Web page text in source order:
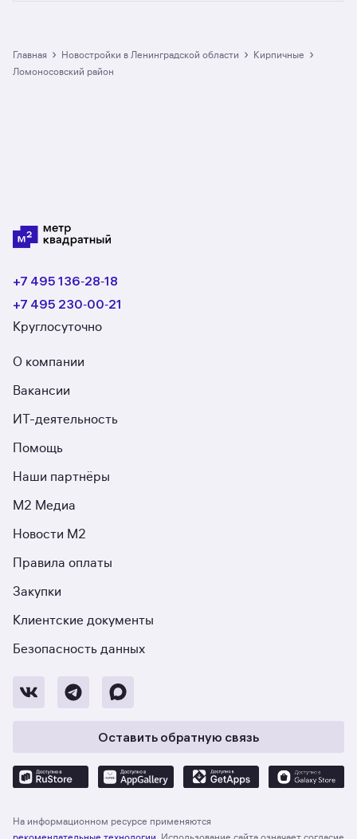
в разделе размещено 2 ЖК. Гарантия сделки:
вернём полную стоимость недвижимости, если
Главная › Новостройки в Ленинградской области › кирпичные ›
Ломоносовский район
+7 495 136‑28‑18
+7 495 230‑00‑21
Круглосуточно
О компании
Вакансии
ИТ-деятельность
Помощь
Наши партнёры
М2 Медиа
Новости М2
Правила оплаты
Закупки
Клиентские документы
Безопасность данных
Оставить обратную связь
На информационном ресурсе применяются
рекомендательные технологии . Использование сайта означает согласие